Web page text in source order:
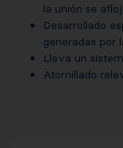
la unión se
Desarrollado
generadas por
Lleva un
Atornillado